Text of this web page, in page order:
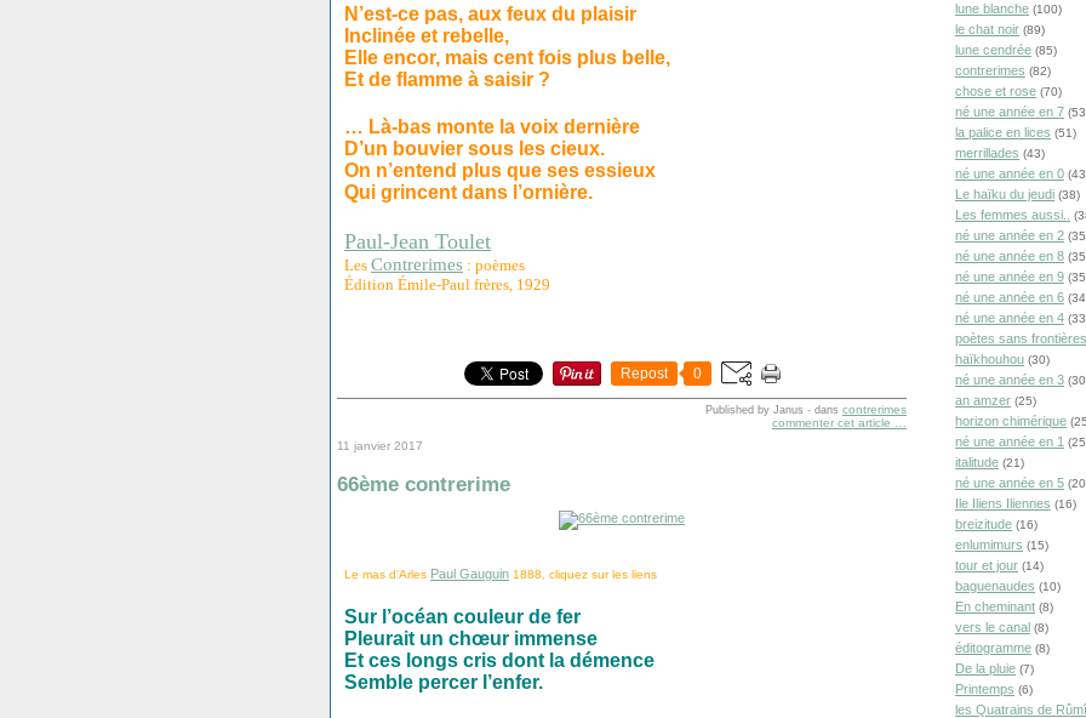
N’est-ce pas, aux feux du plaisir
Inclinée et rebelle,
Elle encor, mais cent fois plus belle,
Et de flamme à saisir ?
… Là-bas monte la voix dernière
D’un bouvier sous les cieux.
On n’entend plus que ses essieux
Qui grincent dans l’ornière.
Paul-Jean Toulet
Les Contrerimes : poèmes
Édition Émile-Paul frères, 1929
Repost 0
Published by Janus - dans contrerimes
commenter cet article
11 janvier 2017
66ème contrerime
Le mas d'Arles Paul Gauguin 1888, cliquez sur les liens
Sur l’océan couleur de fer
Pleurait un chœur immense
Et ces longs cris dont la démence
Semble percer l’enfer.
lune blanche (100)
le chat noir (89)
lune cendrée (85)
contrerimes (82)
chose et rose (70)
né une année en 7
la palice en lices (51)
merrillades (43)
né une année en 0
Le haïku du jeudi (38)
Les femmes aussi..
né une année en 2
né une année en 8
né une année en 9
né une année en 6
né une année en 4
poètes sans frontières
haïkhouhou (30)
né une année en 3
an amzer (25)
horizon chimérique
né une année en 1
italitude (21)
né une année en 5
Ile Iliens Iliennes (16)
breizitude (16)
enlumimurs (15)
tour et jour (14)
baguenaudes (10)
En cheminant (8)
vers le canal (8)
éditogramme (8)
De la pluie (7)
Printemps (6)
les Quatrains de Rûmî